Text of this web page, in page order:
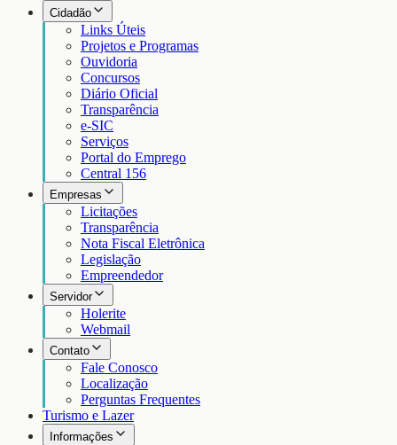
Cidadão
Links Úteis
Projetos e Programas
Ouvidoria
Concursos
Diário Oficial
Transparência
e-SIC
Serviços
Portal do Emprego
Central 156
Empresas
Licitações
Transparência
Nota Fiscal Eletrônica
Legislação
Empreendedor
Servidor
Holerite
Webmail
Contato
Fale Conosco
Localização
Perguntas Frequentes
Turismo e Lazer
Informações